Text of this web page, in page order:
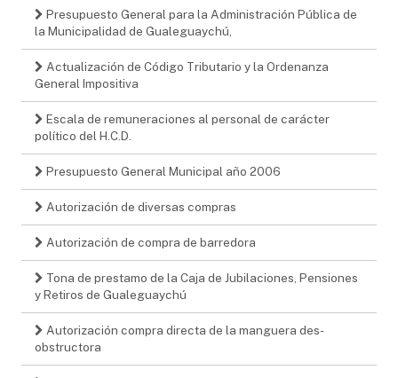
Presupuesto General para la Administración Pública de
la Municipalidad de Gualeguaychú,
Actualización de Código Tributario y la Ordenanza
General Impositiva
Escala de remuneraciones al personal de carácter
político del H.C.D.
Presupuesto General Municipal año 2006
Autorización de diversas compras
Autorización de compra de barredora
Tona de prestamo de la Caja de Jubilaciones, Pensiones
y Retiros de Gualeguaychú
Autorización compra directa de la manguera des-
obstructora